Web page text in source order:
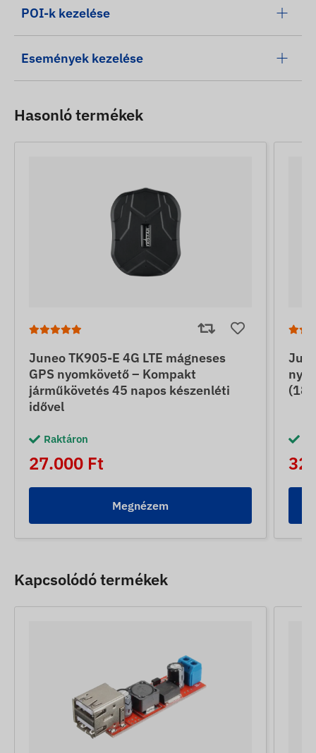
POI-k kezelése
Események kezelése
Hasonló termékek
Juneo TK905-E 4G LTE mágneses
GPS nyomkövető – Kompakt
járműkövetés 45 napos készenléti
idővel
Raktáron
27.000 Ft
Megnézem
Kapcsolódó termékek